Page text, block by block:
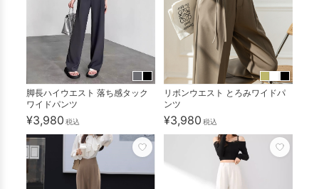
脚長ハイウエスト 落ち感タック
ワイドパンツ
¥3,980 税込
リボンウエスト とろみワイドパ
ンツ
¥3,980 税込